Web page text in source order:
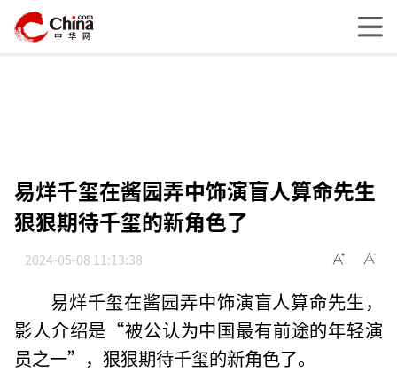
易烊千玺在酱园弄中饰演盲人算命先生
狠狠期待千玺的新角色了
2024-05-08 11:13:38
易烊千玺在酱园弄中饰演盲人算命先生，
影人介绍是“被公认为中国最有前途的年轻演
员之一”，狠狠期待千玺的新角色了。